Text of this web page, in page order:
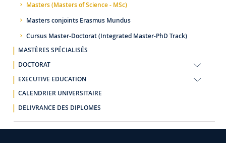
Masters (Masters of Science - MSc)
Masters conjoints Erasmus Mundus
Cursus Master-Doctorat (Integrated Master-PhD Track)
MASTÈRES SPÉCIALISÉS
DOCTORAT
EXECUTIVE EDUCATION
CALENDRIER UNIVERSITAIRE
DELIVRANCE DES DIPLOMES